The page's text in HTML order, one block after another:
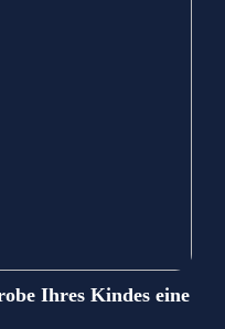
Ihres Kindes eine